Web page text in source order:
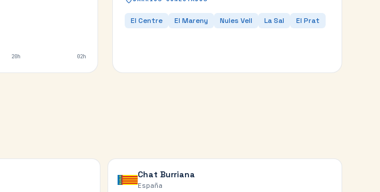
20h 02h
El Centre El Mareny Nules Vell La Sal El Prat
ChatBurriana
España